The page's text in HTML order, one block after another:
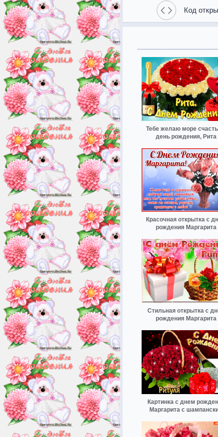
Код
Тебе желаю море
день рождения, Рита
Красочная открытка с
рождения Маргарита
Стильная открытка с
рождения Маргарита
Картинка с днем
Маргарита с